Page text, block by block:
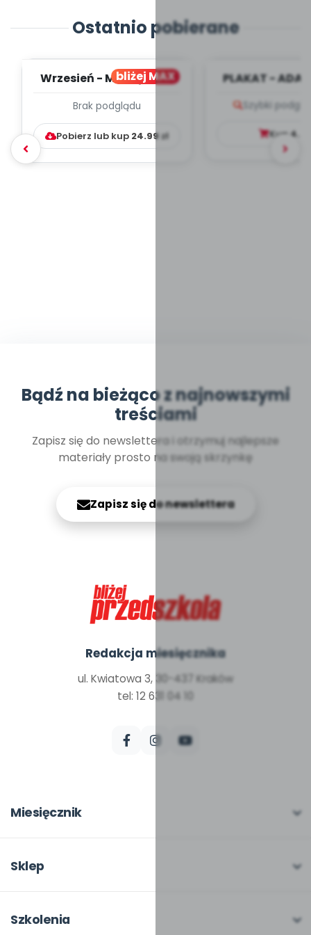
Ostatnio pobierane
bliżej MAX
Wrzesień - MIESIĘCZNY
WYCHOWAWCZO –
DYDAKTYC...
Brak podglądu
Pobierz lub kup 24.99zł
PLAKAT -
Szybki
Kup
Bądź na bieżąco z najnowszymi
treściami
Zapisz się do newslettera i otrzymuj najlepsze
materiały prosto na swoją skrzynkę
Zapisz się do newslettera
Redakcja miesięcznika
ul. Kwiatowa 3, 30-437 Kraków
tel: 12 631 04 10
Miesięcznik
W numerze
Pomoce dydaktyczne
Sklep
Moje zakupy
Szkolenia